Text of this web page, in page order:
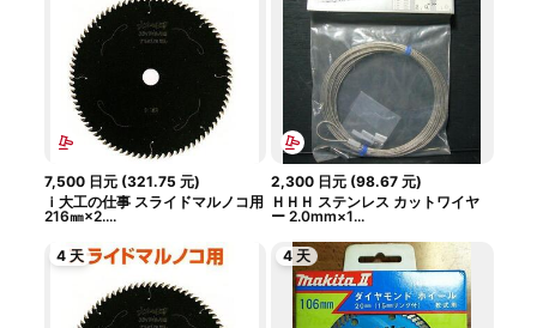
7,500 日元(321.75 元)
ｉ大工の仕事 スライドマルノコ用
216㎜×2....
2,300 日元 (98.67 元)
ＨＨＨ ステンレス カットワイヤ
ー 2.0mm×1...
4 天 4 天